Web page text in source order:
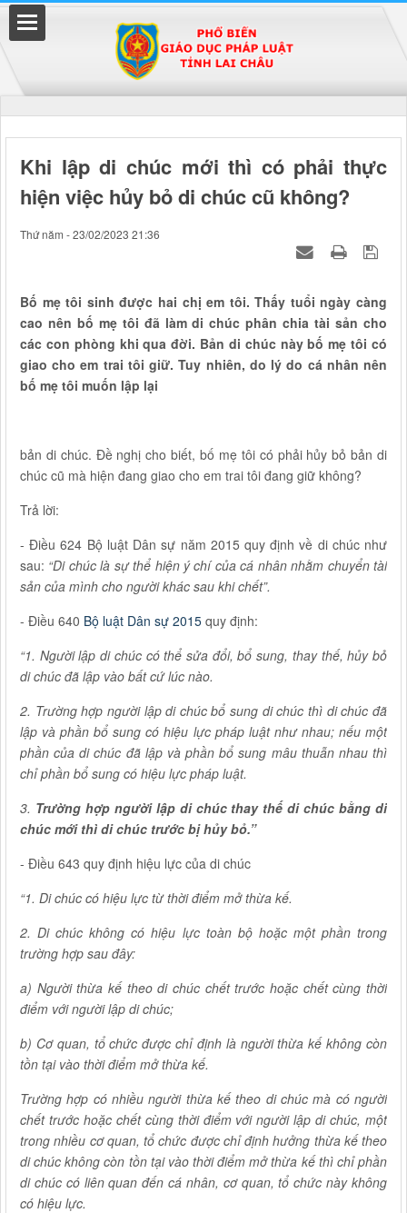
Khi lập di chúc mới thì có phải thực
hiện việc hủy bỏ di chúc cũ không?
Thứ năm - 23/02/2023 21:36
Bố mẹ tôi sinh được hai chị em tôi. Thấy tuổi ngày càng
cao nên bố mẹ tôi đã làm di chúc phân chia tài sản cho
các con phòng khi qua đời. Bản di chúc này bố mẹ tôi có
giao cho em trai tôi giữ. Tuy nhiên, do lý do cá nhân nên
bố mẹ tôi muốn lập lại
bản di chúc. Đề nghị cho biết, bố mẹ tôi có phải hủy bỏ bản di
chúc cũ mà hiện đang giao cho em trai tôi đang giữ không?
Trả lời:
- Điều 624 Bộ luật Dân sự năm 2015 quy định về di chúc như
sau: “Di chúc là sự thể hiện ý chí của cá nhân nhằm chuyển tài
sản của mình cho người khác sau khi chết”.
- Điều 640 Bộ luật Dân sự 2015 quy định:
“1. Người lập di chúc có thể sửa đổi, bổ sung, thay thế, hủy bỏ
di chúc đã lập vào bất cứ lúc nào.
2. Trường hợp người lập di chúc bổ sung di chúc thì di chúc đã
lập và phần bổ sung có hiệu lực pháp luật như nhau; nếu một
phần của di chúc đã lập và phần bổ sung mâu thuẫn nhau thì
chỉ phần bổ sung có hiệu lực pháp luật.
3. Trường hợp người lập di chúc thay thế di chúc bằng di
chúc mới thì di chúc trước bị hủy bỏ.”
- Điều 643 quy định hiệu lực của di chúc
“1. Di chúc có hiệu lực từ thời điểm mở thừa kế.
2. Di chúc không có hiệu lực toàn bộ hoặc một phần trong
trường hợp sau đây:
a) Người thừa kế theo di chúc chết trước hoặc chết cùng thời
điểm với người lập di chúc;
b) Cơ quan, tổ chức được chỉ định là người thừa kế không còn
tồn tại vào thời điểm mở thừa kế.
Trường hợp có nhiều người thừa kế theo di chúc mà có người
chết trước hoặc chết cùng thời điểm với người lập di chúc, một
trong nhiều cơ quan, tổ chức được chỉ định hưởng thừa kế theo
di chúc không còn tồn tại vào thời điểm mở thừa kế thì chỉ phần
di chúc có liên quan đến cá nhân, cơ quan, tổ chức này không
có hiệu lực.
Đã kết nối EMC